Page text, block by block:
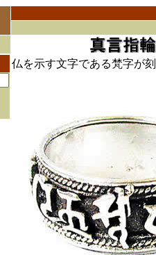
仏を示す文字である梵字が